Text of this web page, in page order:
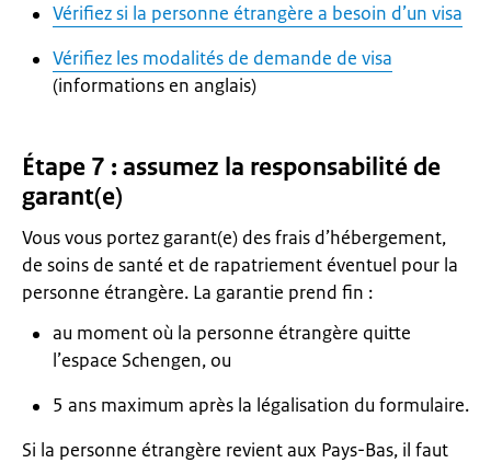
Vérifiez si la personne étrangère a besoin d’un visa
Vérifiez les modalités de demande de visa
(informations en anglais)
Étape 7 : assumez la responsabilité de
garant(e)
Vous vous portez garant(e) des frais d’hébergement,
de soins de santé et de rapatriement éventuel pour la
personne étrangère. La garantie prend fin :
au moment où la personne étrangère quitte
l’espace Schengen, ou
5 ans maximum après la légalisation du formulaire.
Si la personne étrangère revient aux Pays-Bas, il faut